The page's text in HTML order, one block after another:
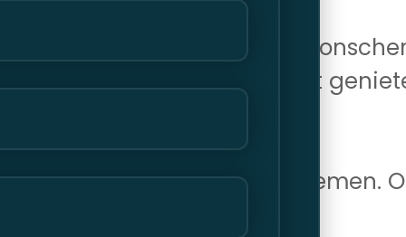
Of het nu gaat om
zodat je weer kunt
om snel actie te ondernemen.
te voorkomen.